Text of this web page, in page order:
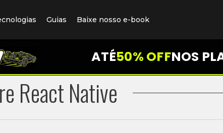
Guias Baixe nosso e-book
ATÉ50% OFFNOS
React Native